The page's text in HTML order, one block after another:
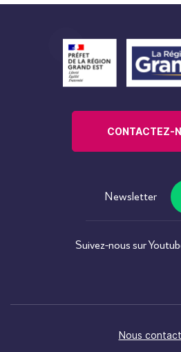
CONTACTEZ-
Newsletter
Suivez-nous sur
Nous